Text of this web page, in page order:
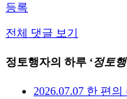
등록
전체 댓글 보기
정토행자의 하루 ‘정토
2026.07.07 한 편